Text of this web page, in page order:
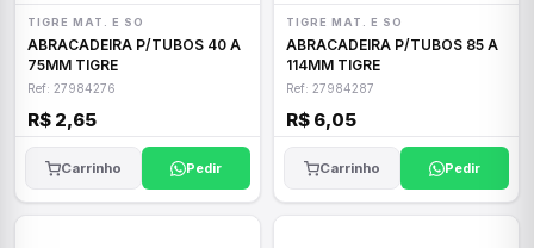
TIGRE MAT. E SO
ABRACADEIRA P/TUBOS 40 A
75MM TIGRE
Ref: 27984276
R$ 2,65
Carrinho Pedir
TIGRE MAT. E SO
ABRACADEIRA P/TUBOS 85 A
114MM TIGRE
Ref: 27984287
R$ 6,05
Carrinho Pedir